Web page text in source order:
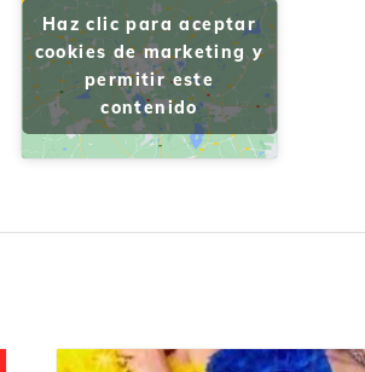
Haz clic para aceptar
cookies de marketing y
permitir este
contenido